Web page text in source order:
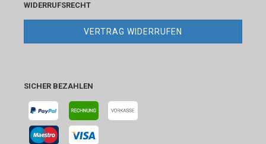
WIDERRUFSRECHT
VERTRAG WIDERRUFEN
SICHER BEZAHLEN